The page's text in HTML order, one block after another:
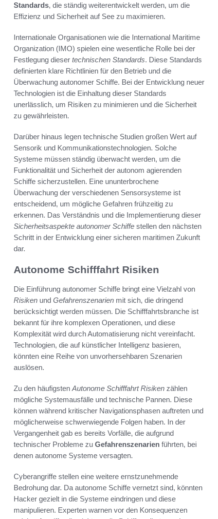
Standards, die ständig weiterentwickelt werden, um die
Effizienz und Sicherheit auf See zu maximieren.
Internationale Organisationen wie die International Maritime
Organization (IMO) spielen eine wesentliche Rolle bei der
Festlegung dieser technischen Standards. Diese Standards
definierten klare Richtlinien für den Betrieb und die
Überwachung autonomer Schiffe. Bei der Entwicklung neuer
Technologien ist die Einhaltung dieser Standards
unerlässlich, um Risiken zu minimieren und die Sicherheit
zu gewährleisten.
Darüber hinaus legen technische Studien großen Wert auf
Sensorik und Kommunikationstechnologien. Solche
Systeme müssen ständig überwacht werden, um die
Funktionalität und Sicherheit der autonom agierenden
Schiffe sicherzustellen. Eine ununterbrochene
Überwachung der verschiedenen Sensorsysteme ist
entscheidend, um mögliche Gefahren frühzeitig zu
erkennen. Das Verständnis und die Implementierung dieser
Sicherheitsaspekte autonomer Schiffe stellen den nächsten
Schritt in der Entwicklung einer sicheren maritimen Zukunft
dar.
Autonome Schifffahrt Risiken
Die Einführung autonomer Schiffe bringt eine Vielzahl von
Risiken und Gefahrenszenarien mit sich, die dringend
berücksichtigt werden müssen. Die Schifffahrtsbranche ist
bekannt für ihre komplexen Operationen, und diese
Komplexität wird durch Automatisierung nicht vereinfacht.
Technologien, die auf künstlicher Intelligenz basieren,
könnten eine Reihe von unvorhersehbaren Szenarien
auslösen.
Zu den häufigsten Autonome Schifffahrt Risiken zählen
mögliche Systemausfälle und technische Pannen. Diese
können während kritischer Navigationsphasen auftreten und
möglicherweise schwerwiegende Folgen haben. In der
Vergangenheit gab es bereits Vorfälle, die aufgrund
technischer Probleme zu Gefahrenszenarien führten, bei
denen autonome Systeme versagten.
Cyberangriffe stellen eine weitere ernstzunehmende
Bedrohung dar. Da autonome Schiffe vernetzt sind, könnten
Hacker gezielt in die Systeme eindringen und diese
manipulieren. Experten warnen vor den Konsequenzen